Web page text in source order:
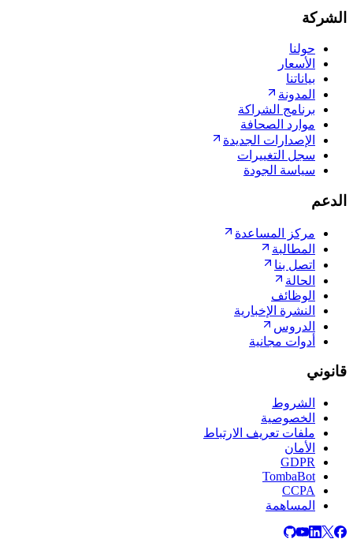
الشركة
حولنا
الأسعار
بياناتنا
المدونة
برنامج الشراكة
موارد الصحافة
الإصدارات الجديدة
سجل التغييرات
سياسة الجودة
الدعم
مركز المساعدة
المطالبة
اتصل بنا
الحالة
الوظائف
النشرة الإخبارية
الدروس
أدوات مجانية
قانوني
الشروط
الخصوصية
ملفات تعريف الارتباط
الأمان
GDPR
TombaBot
CCPA
المساهمة